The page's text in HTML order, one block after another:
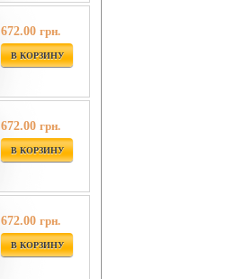
672.00 грн.
В КОРЗИНУ
672.00 грн.
В КОРЗИНУ
672.00 грн.
В КОРЗИНУ